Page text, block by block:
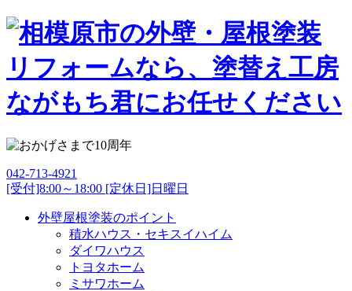
042-713-4921
[受付]8:00～18:00 [定休日]日曜日
外壁屋根塗装のポイント
積水ハウス・セキスイハイム
ダイワハウス
トヨタホーム
ミサワホーム